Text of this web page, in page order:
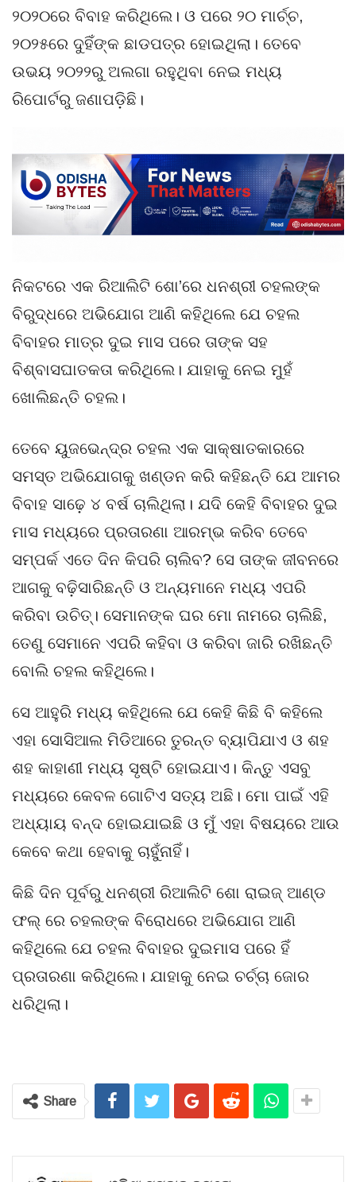
୨୦୨୦ରେ ବିବାହ କରିଥିଲେ। ଓ ପରେ ୨୦ ମାର୍ଚ୍ଚ,
୨୦୨୫ରେ ଦୁହିଁଙ୍କ ଛାଡପତ୍ର ହୋଇଥିଲା। ତେବେ
ଉଭୟ ୨୦୨୨ରୁ ଅଲଗା ରହୁଥିବା ନେଇ ମଧ୍ୟ
ରିପୋର୍ଟରୁ ଜଣାପଡ଼ିଛି।
ନିକଟରେ ଏକ ରିଆଲିଟି ଶୋ’ରେ ଧନଶ୍ରୀ ଚହଲଙ୍କ
ବିରୁଦ୍ଧରେ ଅଭିଯୋଗ ଆଣି କହିଥିଲେ ଯେ ଚହଲ
ବିବାହର ମାତ୍ର ଦୁଇ ମାସ ପରେ ତାଙ୍କ ସହ
ବିଶ୍ବାସଘାତକତା କରିଥିଲେ। ଯାହାକୁ ନେଇ ମୁହଁ
ଖୋଲିଛନ୍ତି ଚହଲ।
ତେବେ ୟୁଜଭେନ୍ଦ୍ର ଚହଲ ଏକ ସାକ୍ଷାତକାରରେ
ସମସ୍ତ ଅଭିଯୋଗକୁ ଖଣ୍ଡନ କରି କହିଛନ୍ତି ଯେ ଆମର
ବିବାହ ସାଢ଼େ ୪ ବର୍ଷ ଚାଲିଥିଲା। ଯଦି କେହି ବିବାହର ଦୁଇ
ମାସ ମଧ୍ୟରେ ପ୍ରତାରଣା ଆରମ୍ଭ କରିବ ତେବେ
ସମ୍ପର୍କ ଏତେ ଦିନ କିପରି ଚାଲିବ? ସେ ତାଙ୍କ ଜୀବନରେ
ଆଗକୁ ବଢ଼ିସାରିଛନ୍ତି ଓ ଅନ୍ୟମାନେ ମଧ୍ୟ ଏପରି
କରିବା ଉଚିତ୍। ସେମାନଙ୍କ ଘର ମୋ ନାମରେ ଚାଲିଛି,
ତେଣୁ ସେମାନେ ଏପରି କହିବା ଓ କରିବା ଜାରି ରଖିଛନ୍ତି
ବୋଲି ଚହଲ କହିଥିଲେ।
ସେ ଆହୁରି ମଧ୍ୟ କହିଥିଲେ ଯେ କେହି କିଛି ବି କହିଲେ
ଏହା ସୋସିଆଲ ମିଡିଆରେ ତୁରନ୍ତ ବ୍ୟାପିଯାଏ ଓ ଶହ
ଶହ କାହାଣୀ ମଧ୍ୟ ସୃଷ୍ଟି ହୋଇଯାଏ। କିନ୍ତୁ ଏସବୁ
ମଧ୍ୟରେ କେବଳ ଗୋଟିଏ ସତ୍ୟ ଅଛି। ମୋ ପାଇଁ ଏହି
ଅଧ୍ୟାୟ ବନ୍ଦ ହୋଇଯାଇଛି ଓ ମୁଁ ଏହା ବିଷୟରେ ଆଉ
କେବେ କଥା ହେବାକୁ ଚାହୁଁନାହିଁ।
କିଛି ଦିନ ପୂର୍ବରୁ ଧନଶ୍ରୀ ରିଆଲିଟି ଶୋ ରାଇଜ୍ ଆଣ୍ଡ
ଫଲ୍ ରେ ଚହଲଙ୍କ ବିରୋଧରେ ଅଭିଯୋଗ ଆଣି
କହିଥିଲେ ଯେ ଚହଲ ବିବାହର ଦୁଇମାସ ପରେ ହିଁ
ପ୍ରତାରଣା କରିଥିଲେ। ଯାହାକୁ ନେଇ ଚର୍ଚ୍ଚା ଜୋର
ଧରିଥିଲା।
Share